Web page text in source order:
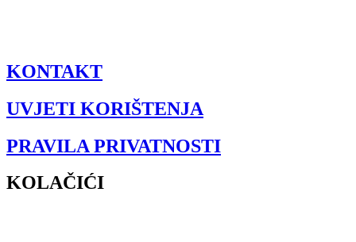
KONTAKT
UVJETI KORIŠTENJA
PRAVILA PRIVATNOSTI
KOLAČIĆI